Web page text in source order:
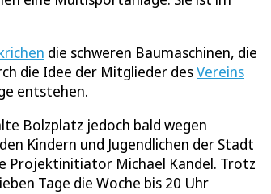
die schweren Baumaschinen, die
die Idee der Mitglieder desVereins
entstehen.
Bolzplatz jedoch bald wegen
Kindern und Jugendlichen der Stadt
Projektinitiator Michael Kandel. Trotz
Tage die Woche bis 20 Uhr